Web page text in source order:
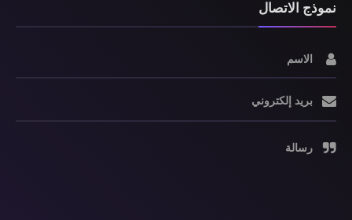
نموذج الاتصال
الاسم
بريد إلكتروني
رسالة